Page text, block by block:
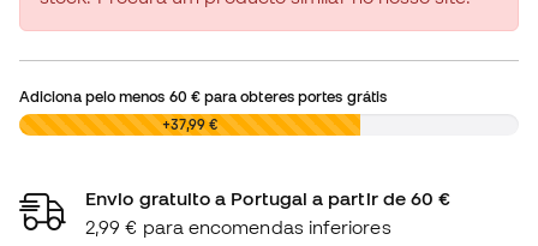
Adiciona pelo menos 60 €para obteres portes grátis
0,00 € +37,99 €
Envio gratuito a Portugal a partir de 60 €
2,99 € para encomendas inferiores